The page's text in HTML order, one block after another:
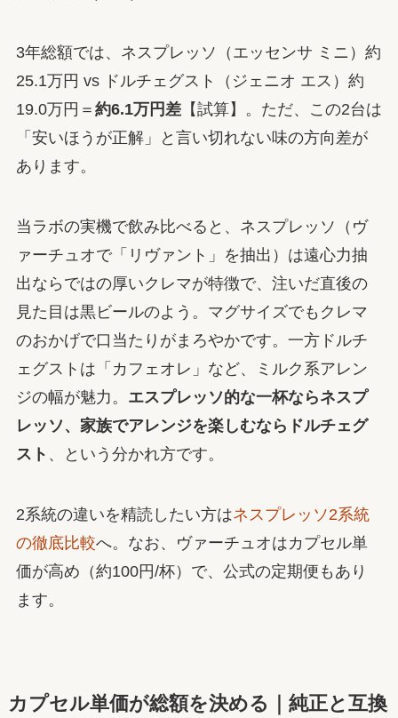
3年総額では、ネスプレッソ（エッセンサ ミニ）約
25.1万円 vs ドルチェグスト（ジェニオ エス）約
19.0万円＝ 約6.1万円差【試算】。ただ、この2台は
「安いほうが正解」と言い切れない味の方向差が
あります。
当ラボの実機で飲み比べると、ネスプレッソ（ヴ
ァーチュオで「リヴァント」を抽出）は遠心力抽
出ならではの厚いクレマが特徴で、注いだ直後の
見た目は黒ビールのよう。マグサイズでもクレマ
のおかげで口当たりがまろやかです。一方ドルチ
ェグストは「カフェオレ」など、ミルク系アレン
ジの幅が魅力。 エスプレッソ的な一杯ならネスプ
レッソ、家族でアレンジを楽しむならドルチェグ
スト 、という分かれ方です。
2系統の違いを精読したい方はネスプレッソ2系統
の徹底比較へ。なお、ヴァーチュオはカプセル単
価が高め（約100円/杯）で、公式の定期便もあり
ます。
カプセル単価が総額を決める｜純正と互換